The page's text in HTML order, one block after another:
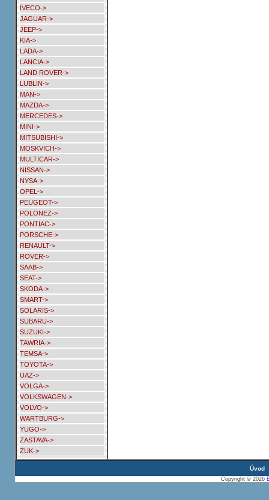
IVECO->
JAGUAR->
JEEP->
KIA->
LADA->
LANCIA->
LAND ROVER->
LUBLIN->
MAN->
MAZDA->
MERCEDES->
MINI->
MITSUBISHI->
MOSKVICH->
MULTICAR->
NISSAN->
NYSA->
OPEL->
PEUGEOT->
POLONEZ->
PONTIAC->
PORSCHE->
RENAULT->
ROVER->
SAAB->
SEAT->
SKODA->
SMART->
SOLARIS->
SUBARU->
SUZUKI->
TAWRIA->
TEMSA->
TOYOTA->
UAZ->
VOLGA->
VOLKSWAGEN->
VOLVO->
WARTBURG->
YUGO->
ZASTAVA->
ZUK->
Úvod
Copyright © 2026